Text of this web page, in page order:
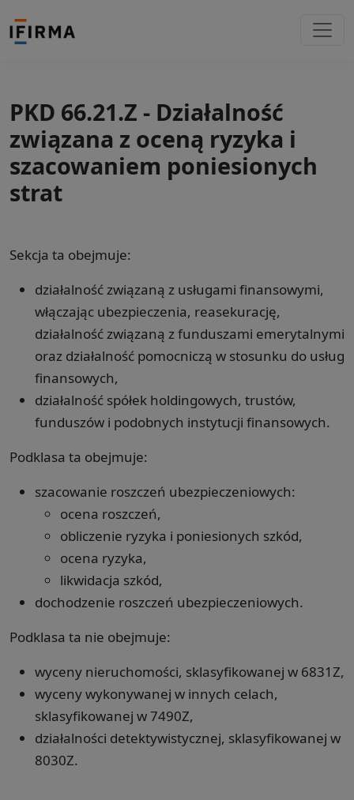
PKD 66.21.Z - Działalność
związana z oceną ryzyka i
szacowaniem poniesionych
strat
Sekcja ta obejmuje:
działalność związaną z usługami finansowymi,
włączając ubezpieczenia, reasekurację,
działalność związaną z funduszami emerytalnymi
oraz działalność pomocniczą w stosunku do usług
finansowych,
działalność spółek holdingowych, trustów,
funduszów i podobnych instytucji finansowych.
Podklasa ta obejmuje:
szacowanie roszczeń ubezpieczeniowych:
ocena roszczeń,
obliczenie ryzyka i poniesionych szkód,
ocena ryzyka,
likwidacja szkód,
dochodzenie roszczeń ubezpieczeniowych.
Podklasa ta nie obejmuje:
wyceny nieruchomości, sklasyfikowanej w 6831Z,
wyceny wykonywanej w innych celach,
sklasyfikowanej w 7490Z,
działalności detektywistycznej, sklasyfikowanej w
8030Z.